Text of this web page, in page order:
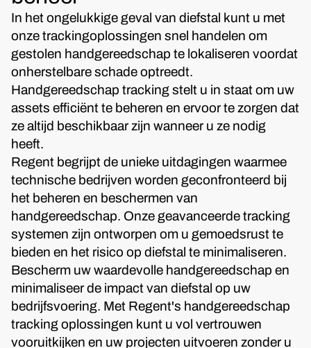
In het ongelukkige geval van diefstal kunt u met
onze trackingoplossingen snel handelen om
gestolen handgereedschap te lokaliseren voordat
onherstelbare schade optreedt.
Handgereedschap tracking stelt u in staat om uw
assets efficiënt te beheren en ervoor te zorgen dat
ze altijd beschikbaar zijn wanneer u ze nodig
heeft.
Regent begrijpt de unieke uitdagingen waarmee
technische bedrijven worden geconfronteerd bij
het beheren en beschermen van
handgereedschap. Onze geavanceerde tracking
systemen zijn ontworpen om u gemoedsrust te
bieden en het risico op diefstal te minimaliseren.
Bescherm uw waardevolle handgereedschap en
minimaliseer de impact van diefstal op uw
bedrijfsvoering. Met Regent's handgereedschap
tracking oplossingen kunt u vol vertrouwen
vooruitkijken en uw projecten uitvoeren zonder u